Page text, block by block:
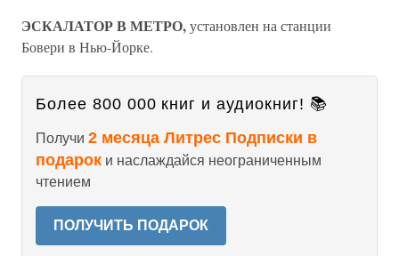
ЭСКАЛАТОР В МЕТРО,установлен на станции
Бовери в Нью-Йорке.
Более 800 000 книг и аудиокниг! 📚
Получи 2 месяца Литрес Подписки в
подарок и наслаждайся неограниченным
чтением
ПОЛУЧИТЬ ПОДАРОК